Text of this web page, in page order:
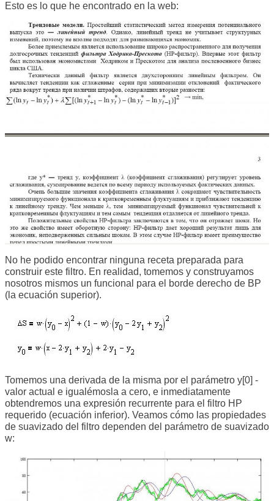
Esto es lo que he encontrado en la web:
No he podido encontrar ninguna receta preparada para
construir este filtro. En realidad, tomemos y construyamos
nosotros mismos un funcional para el borde derecho de BP
(la ecuación superior).
Tomemos una derivada de la misma por el parámetro y[0] -
valor actual e igualémosla a cero, e inmediatamente
obtendremos una expresión recurrente para el filtro HP
requerido (ecuación inferior). Veamos cómo las propiedades
de suavizado del filtro dependen del parámetro de suavizado
w: